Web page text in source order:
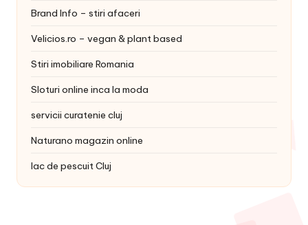
Brand Info – stiri afaceri
Velicios.ro – vegan & plant based
Stiri imobiliare Romania
Sloturi online inca la moda
servicii curatenie cluj
Naturano magazin online
lac de pescuit Cluj